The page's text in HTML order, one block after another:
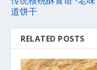
道饼干
RELATED POSTS